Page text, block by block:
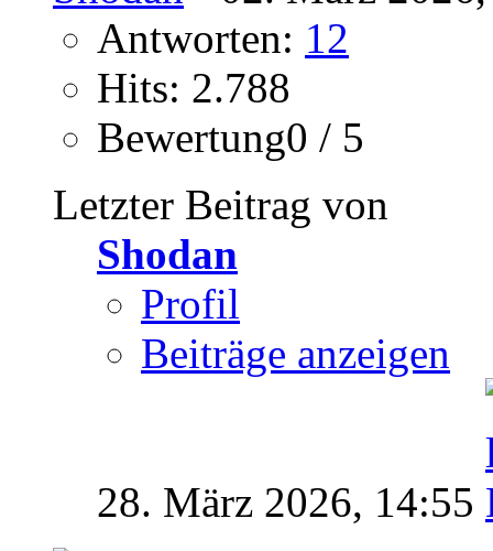
Antworten: 12
Hits: 2.788
Bewertung0 / 5
Letzter Beitrag von
Shodan
Profil
Beiträge anzeigen
28. März 2026, 14:55